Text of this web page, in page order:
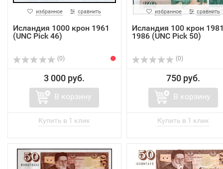
избранное сравнить
Исландия 1000 крон 1961
(UNC Pick 46)
(0)
3 000 руб.
В корзину
избранное сравнить
Исландия 100 крон
1986 (UNC Pick 50)
(0)
750 руб.
В корзину